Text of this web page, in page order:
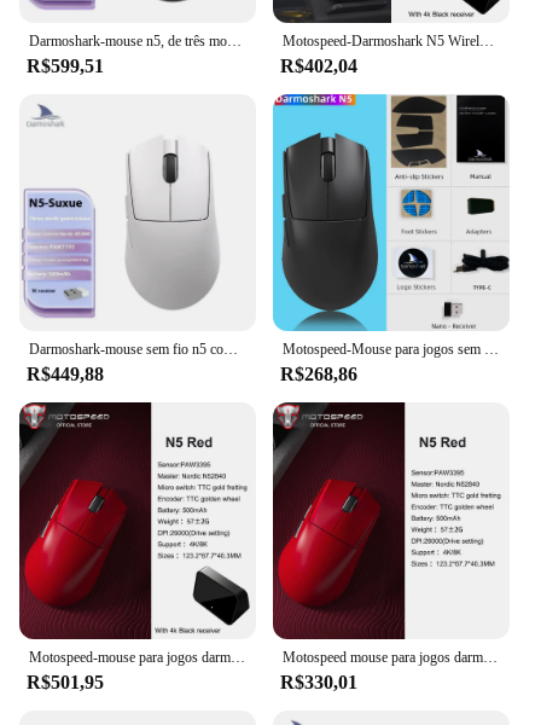
Darmoshark-mouse n5, de três modos, para e-sports e escritório, leve, mão direita, ergonômico, 8k, acessórios para laptop
R$599,51
Motospeed-Darmoshark N5 Wireless Bluetooth Gaming Mouse, 4K, 8K, 26000DPI, Óptico, PAM3395, Computador, Laptop, PC
R$402,04
Darmoshark-mouse sem fio n5 com sensor, 3 modos, baixa latência, ergonômico, leve, jogador, acessórios de PC, presente
R$449,88
Motospeed-Mouse para jogos sem fio Bluetooth, Darmoshark N5, 8K, 26000DPI, altar, PAM3395, computador, laptop, PC
R$268,86
R$501,95
Motospeed mouse para jogos darmoshark n5, 4k/8k, n52840, 26000dpi, pam3395, para laptop, pc, escritório
R$330,01